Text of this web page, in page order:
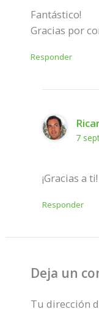
Fantástico!
Gracias por
Responder
7
¡Gracias a
Responder
Deja un
Tu dirección